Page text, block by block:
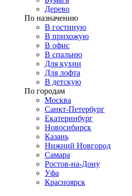
Дерево
По назначению
В гостиную
В прихожую
В офис
В спальню
Для кухни
Для лофта
В детскую
По городам
Москва
Санкт-Петербург
Екатеринбург
Новосибирск
Казань
Нижний Новгород
Самара
Ростов-на-Дону
Уфа
Красноярск